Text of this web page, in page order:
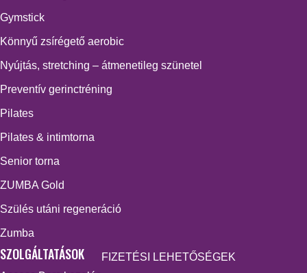
Gymstick
Könnyű zsírégető aerobic
Nyújtás, stretching – átmenetileg szünetel
Preventív gerinctréning
Pilates
Pilates & intimtorna
Senior torna
ZUMBA Gold
Szülés utáni regeneráció
Zumba
SZOLGÁLTATÁSOK FIZETÉSI LEHETŐSÉGEK